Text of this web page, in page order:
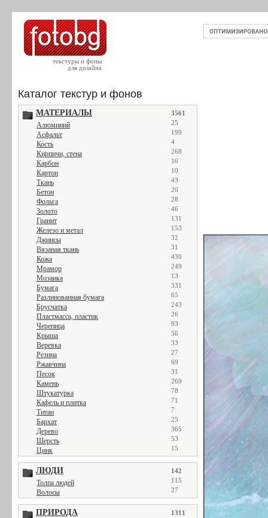
текстуры и фоны
для дизайна
Каталог текстур и фонов
МАТЕРИАЛЫ 3561
Алюминий 25
Асфальт 199
Кость 4
Кирпичи, стена 268
Карбон 16
Картон 10
Ткань 43
Бетон 26
Фольга 28
Золото 46
Гранит 131
Железо и метал 153
Джинсы 32
Вязаная ткань 31
Кожа 430
Мрамор 249
Мозаика 13
Бумага 331
Разлинованная бумага 65
Брусчатка 243
Пластмасса, пластик 26
Черепица 93
Крыша 56
Веревка 33
Резина 27
Ржавчина 69
Песок 31
Камень 269
Штукатурка 78
Кафель и плитка 71
Титан 7
Бархат 25
Дерево 365
Шерсть 53
Цинк 15
ЛЮДИ 142
Толпа людей 115
Волосы 27
ПРИРОДА 1311